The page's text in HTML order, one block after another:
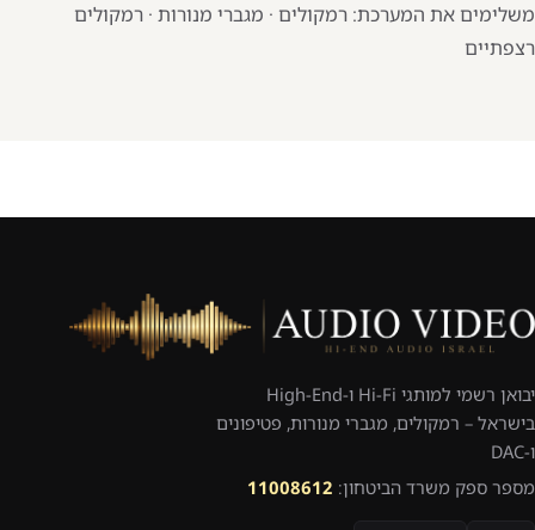
משלימים את המערכת: רמקולים · מגברי מנורות · רמקולים
רצפתיים
יבואן רשמי למותגי Hi-Fi ו-High-End
בישראל – רמקולים, מגברי מנורות, פטיפונים
ו-DAC
מספר ספק משרד הביטחון: 11008612